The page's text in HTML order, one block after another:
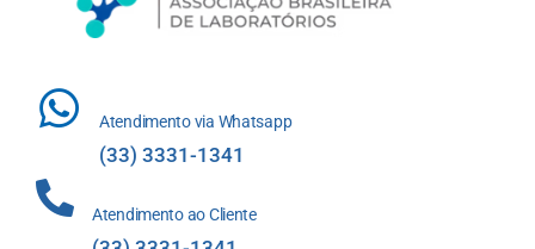
Atendimento via Whatsapp
(33) 3331-1341
Atendimento ao Cliente